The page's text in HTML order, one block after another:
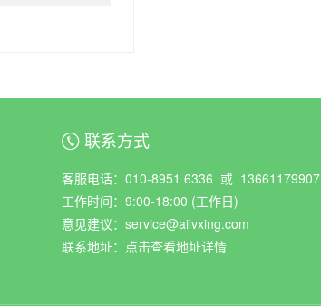
ꀈ 联系方式
客服电话：010-8951 6336 或 13661179907
工作时间：9:00-18:00 (工作日)
意见建议：service@ailvxing.com
联系地址： 点击查看地址详情